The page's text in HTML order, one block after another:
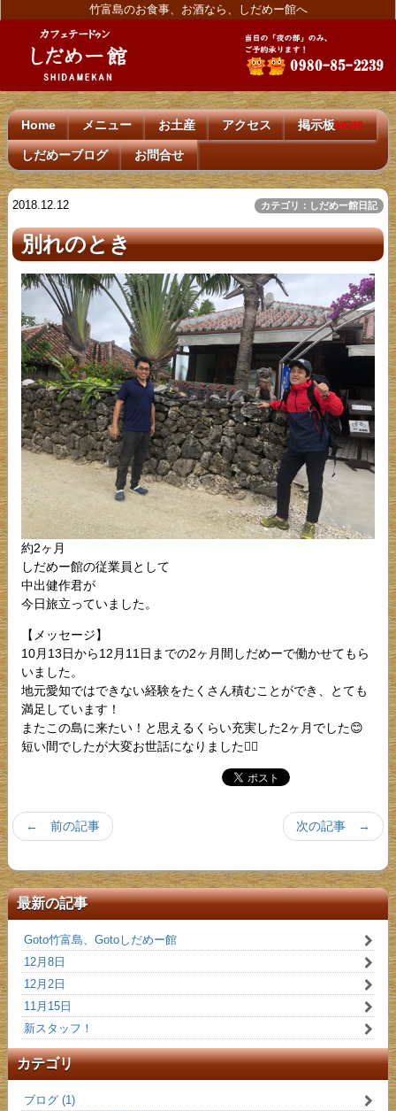
竹富島のお食事、お酒なら、しだめー館へ
Home メニュー お土産 アクセス 掲示板NEW!
しだめーブログ お問合せ
2018.12.12 カテゴリ：しだめー館日記
別れのとき
約2ヶ月
しだめー館の従業員として
中出健作君が
今日旅立っていました。
【メッセージ】
10月13日から12月11日までの2ヶ月間しだめーで働かせてもら
いました。
地元愛知ではできない経験をたくさん積むことができ、とても
満足しています！
またこの島に来たい！と思えるくらい充実した2ヶ月でした😊
短い間でしたが大変お世話になりました🙇‍♂️
次の記事 →
← 前の記事
最新の記事
Goto竹富島、Gotoしだめー館
12月8日
12月2日
11月15日
新スタッフ！
カテゴリ
ブログ (1)